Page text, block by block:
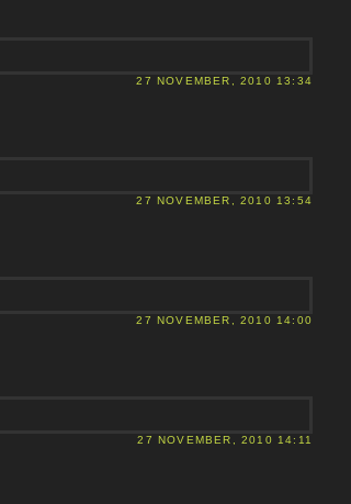
27 NOVEMBER, 2010 13:34
27 NOVEMBER, 2010 13:54
27 NOVEMBER, 2010 14:00
27 NOVEMBER, 2010 14:11